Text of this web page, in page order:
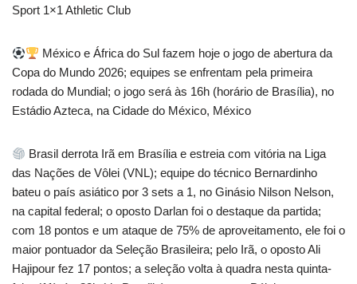
Sport 1×1 Athletic Club
México e África do Sul fazem hoje o jogo de abertura da
Copa do Mundo 2026; equipes se enfrentam pela primeira
rodada do Mundial; o jogo será às 16h (horário de Brasília), no
Estádio Azteca, na Cidade do México, México
Brasil derrota Irã em Brasília e estreia com vitória na Liga
das Nações de Vôlei (VNL); equipe do técnico Bernardinho
bateu o país asiático por 3 sets a 1, no Ginásio Nilson Nelson,
na capital federal; o oposto Darlan foi o destaque da partida;
com 18 pontos e um ataque de 75% de aproveitamento, ele foi o
maior pontuador da Seleção Brasileira; pelo Irã, o oposto Ali
Hajipour fez 17 pontos; a seleção volta à quadra nesta quinta-